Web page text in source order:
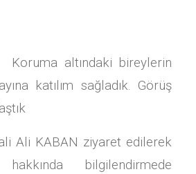
Koruma altındaki bireylerin
katılım sağladık. Görüş
Ali KABAN ziyaret edilerek
bilgilendirmede